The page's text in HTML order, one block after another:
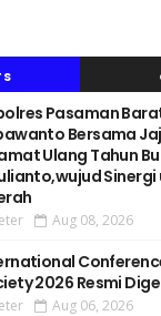
Pasaman
Bersama
Ulang Tahun
Aug 08, 2026
2026 Resmi
Aug 06, 2026